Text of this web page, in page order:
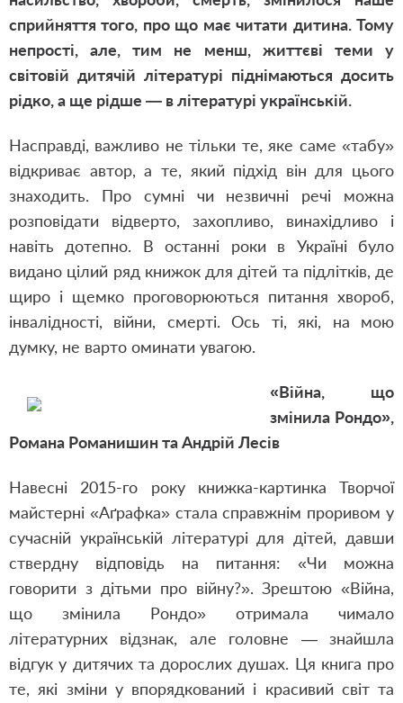
сприйняття того, про що має читати дитина. Тому
непрості, але, тим не менш, життєві теми у
світовій дитячій літературі піднімаються досить
рідко, а ще рідше — в літературі українській.
Насправді, важливо не тільки те, яке саме «табу»
відкриває автор, а те, який підхід він для цього
знаходить. Про сумні чи незвичні речі можна
розповідати відверто, захопливо, винахідливо і
навіть дотепно. В останні роки в Україні було
видано цілий ряд книжок для дітей та підлітків, де
щиро і щемко проговорюються питання хвороб,
інвалідності, війни, смерті. Ось ті, які, на мою
думку, не варто оминати увагою.
«Війна, що
змінила Рондо»,
Романа Романишин та Андрій Лесів
Навесні 2015-го року книжка-картинка Творчої
майстерні «Аґрафка» стала справжнім проривом у
сучасній українській літературі для дітей, давши
ствердну відповідь на питання: «Чи можна
говорити з дітьми про війну?». Зрештою «Війна,
що змінила Рондо» отримала чимало
літературних відзнак, але головне — знайшла
відгук у дитячих та дорослих душах. Ця книга про
те, які зміни у впорядкований і красивий світ та